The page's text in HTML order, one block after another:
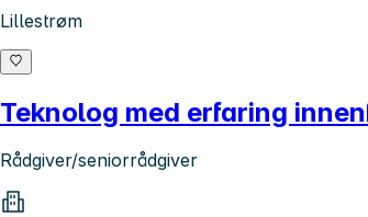
Lillestrøm
Teknolog med erfaring
Rådgiver/seniorrådgiver